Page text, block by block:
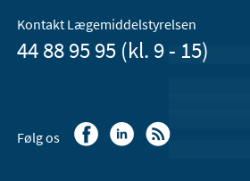
Kontakt Lægemiddelstyrelsen
44 88 95 95 (kl. 9 - 15)
Følg os